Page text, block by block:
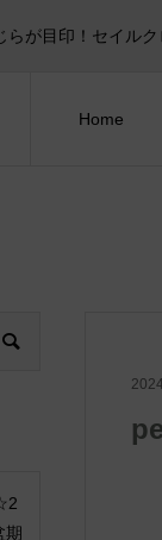
が目印！セイル
Home
期